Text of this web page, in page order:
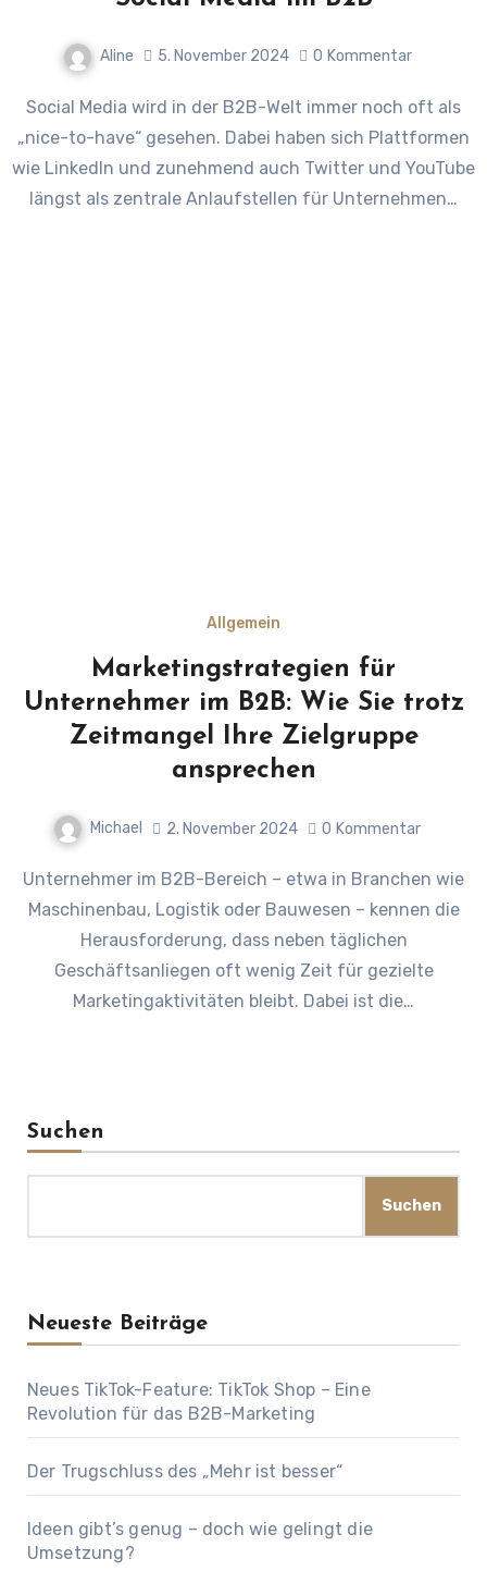
Aline 5. November 2024 0 Kommentar
Social Media wird in der B2B-Welt immer noch oft als
„nice-to-have“ gesehen. Dabei haben sich Plattformen
wie LinkedIn und zunehmend auch Twitter und YouTube
längst als zentrale Anlaufstellen für Unternehmen…
Allgemein
Marketingstrategien für
Unternehmer im B2B: Wie Sie trotz
Zeitmangel Ihre Zielgruppe
ansprechen
Michael 2. November 2024 0 Kommentar
Unternehmer im B2B-Bereich – etwa in Branchen wie
Maschinenbau, Logistik oder Bauwesen – kennen die
Herausforderung, dass neben täglichen
Geschäftsanliegen oft wenig Zeit für gezielte
Marketingaktivitäten bleibt. Dabei ist die…
Suchen
Suchen
Neueste Beiträge
Neues TikTok-Feature: TikTok Shop – Eine
Revolution für das B2B-Marketing
Der Trugschluss des „Mehr ist besser“
Ideen gibt’s genug – doch wie gelingt die
Umsetzung?